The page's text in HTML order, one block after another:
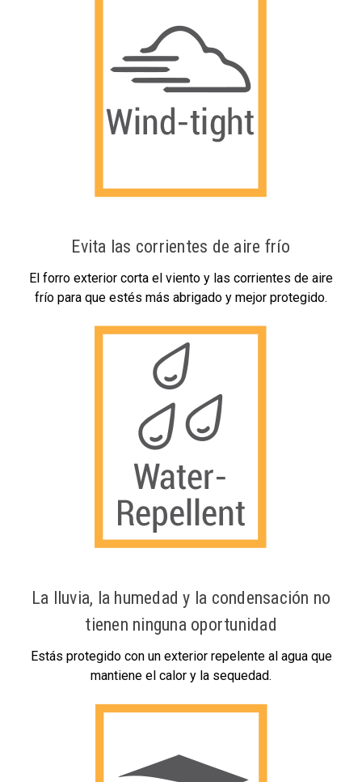
Evita las corrientes de aire frío
El forro exterior corta el viento y las corrientes de aire
frío para que estés más abrigado y mejor protegido.
La lluvia, la humedad y la condensación no
tienen ninguna oportunidad
Estás protegido con un exterior repelente al agua que
mantiene el calor y la sequedad.